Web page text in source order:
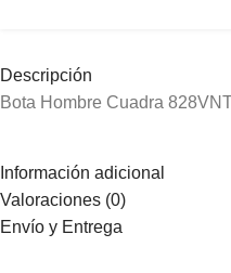
Descripción
Bota Hombre Cuadra
Información adicional
Valoraciones (0)
Envío y Entrega